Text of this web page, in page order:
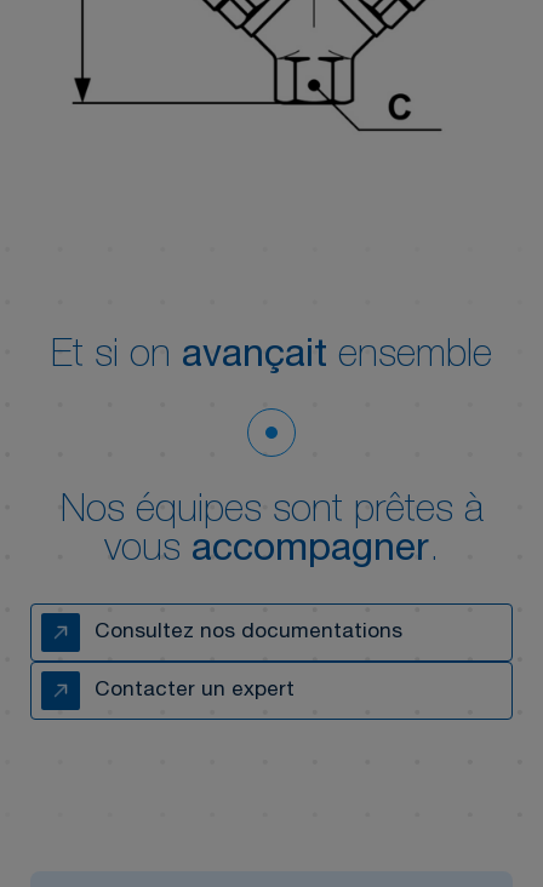
Et si on avançait ensemble
Nos équipes sont prêtes à
vous accompagner.
Consultez nos documentations
Contacter un expert